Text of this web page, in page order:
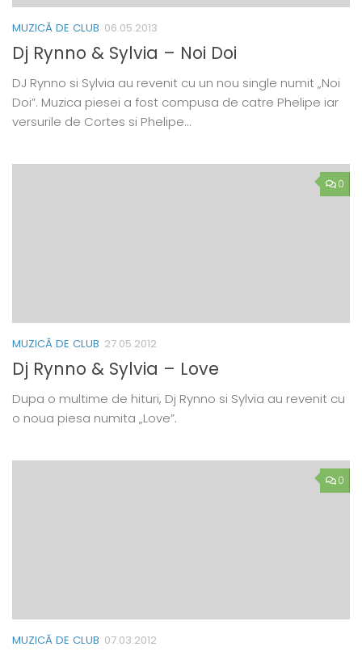
MUZICĂ DE CLUB 06.05.2013
Dj Rynno & Sylvia – Noi Doi
DJ Rynno si Sylvia au revenit cu un nou single numit „Noi
Doi”. Muzica piesei a fost compusa de catre Phelipe iar
versurile de Cortes si Phelipe…
0
MUZICĂ DE CLUB 27.05.2012
Dj Rynno & Sylvia – Love
Dupa o multime de hituri, Dj Rynno si Sylvia au revenit cu
o noua piesa numita „Love”.
0
MUZICĂ DE CLUB 07.03.2012